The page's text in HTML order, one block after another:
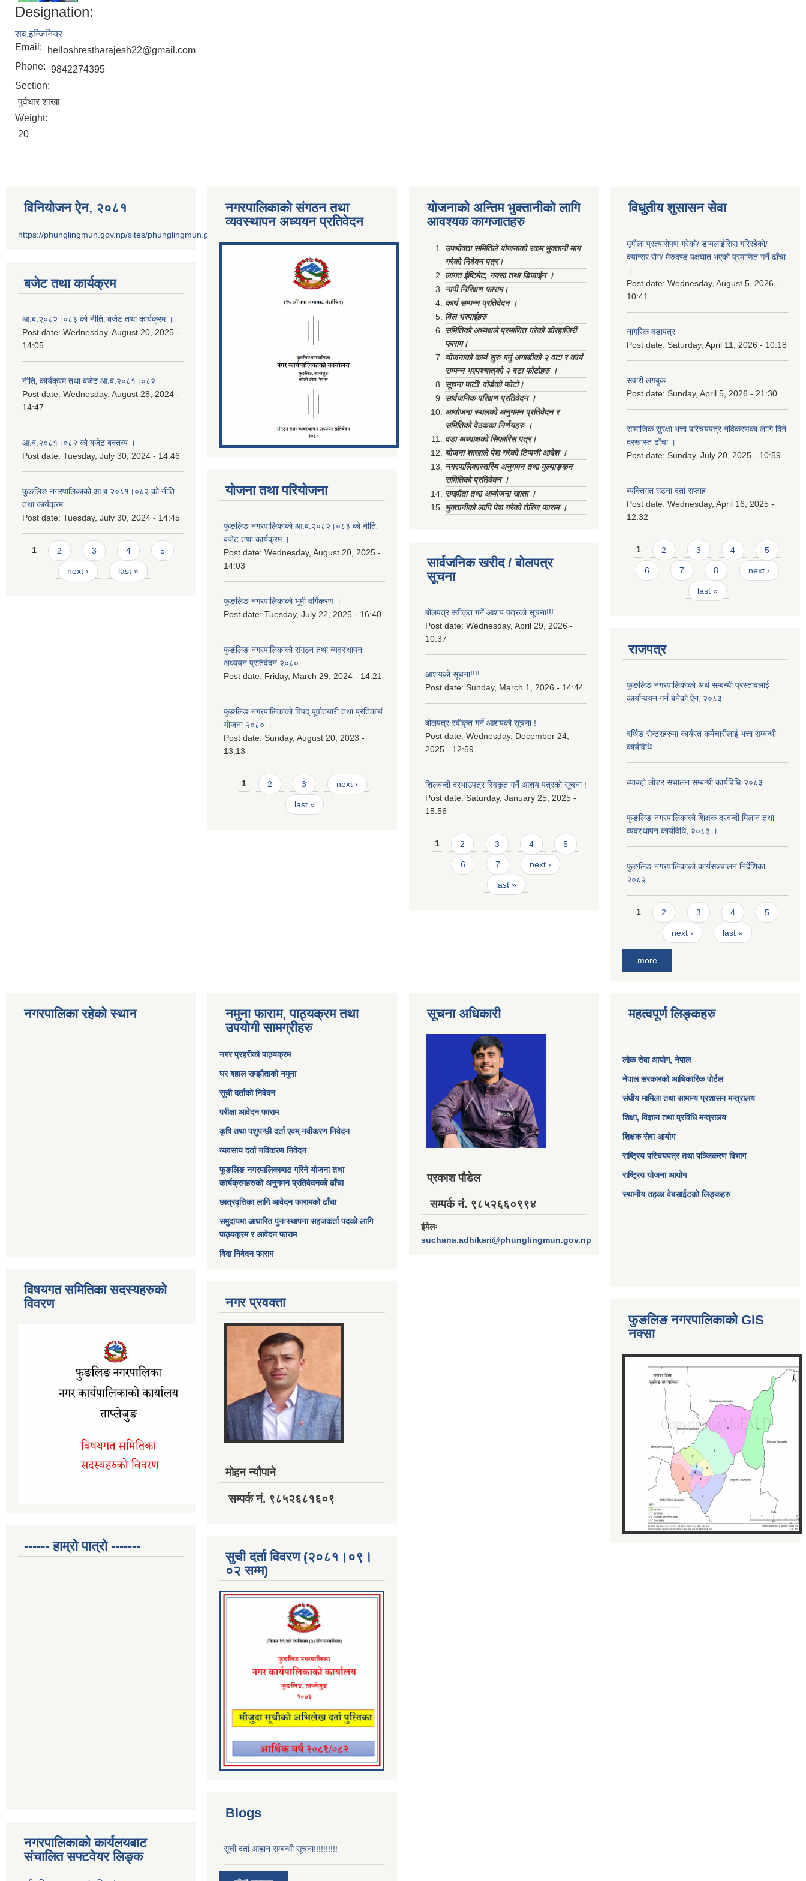
Designation:
सव.इन्जिनियर
Email:
helloshrestharajesh22@gmail.com
Phone: 9842274395
Section:
पुर्वधार शाखा
Weight:
20
विनियोजन ऐन‚ २०८१
https://phunglingmun.gov.np/sites/phunglingmun.gov.np/files/documents/Al...
बजेट तथा कार्यक्रम
आ.ब.२०८२।०८३ को नीति‚ बजेट तथा कार्यक्रम ।
Post date: Wednesday, August 20, 2025 -
14:05
नीति‚ कार्यक्रम तथा बजेट आ.ब.२०८१।०८२
Post date: Wednesday, August 28, 2024 -
14:47
आ.ब.२०८१।०८२ को बजेट बक्तव्य ।
Post date: Tuesday, July 30, 2024 - 14:46
फुङलिङ नगरपालिकाको आ.ब.२०८१।०८२ को नीति
तथा कार्यक्रम
Post date: Tuesday, July 30, 2024 - 14:45
Pages
1 2 3 4 5
next › last »
नगरपालिकाको संगठन तथा
व्यवस्थापन अध्ययन प्रतिवेदन
योजना तथा परियोजना
फुङलिङ नगरपालिकाको आ.ब.२०८२।०८३ को नीति‚
बजेट तथा कार्यक्रम ।
Post date: Wednesday, August 20, 2025 -
14:03
फुङलिङ नगरपालिकाको भूमी वर्गिकरण ।
Post date: Tuesday, July 22, 2025 - 16:40
फुङलिङ नगरपालिकाको संगठन तथा व्यवस्थापन
अध्ययन प्रतिवेदन २०८०
Post date: Friday, March 29, 2024 - 14:21
फुङलिङ नगरपालिकाको विपद् पूर्वातयारी तथा प्रतिकार्य
योजना २०८० ।
Post date: Sunday, August 20, 2023 -
13:13
Pages
1 2 3 next ›
last »
योजनाको अन्तिम भुक्तानीको लागि
आवश्यक कागजातहरु
उपभोक्ता समितिले योजनाको रकम भुक्तानी माग
गरेको निवेदन पत्र।
लागत ईष्टिमेट, नक्सा तथा डिजाईन ।
नापी निरिक्षण फाराम।
कार्य सम्पन्न प्रतिवेदन ।
विल भरपाईहरु
समितिको अध्यक्षले प्रमाणित गरेको डोरहाजिरी
फाराम।
योजनाको कार्य सुरु गर्नु अगाडीको २ वटा र कार्य
सम्पन्न भएपश्चात्‌को २ वटा फोटोहरु ।
सूचना पाटी/ वोर्डको फोटो।
सार्वजनिक परिक्षण प्रतिवेदन ।
आयोजना स्थलको अनुगमन प्रतिवेदन र
समितिको वैठकका निर्णयहरु ।
वडा अध्याक्षको सिफारिस पत्र।
योजना शाखाले पेश गरेको टिप्पणी आदेश ।
नगरपालिकास्तरिय अनुगमन तथा मुल्याङ्कन
समितिको प्रतिवेदन ।
सम्झौता तथा आयोजना खाता ।
भुक्तानीको लागि पेश गरेको तेरिज फाराम ।
सार्वजनिक खरीद / बोलपत्र
सूचना
बोलपत्र स्वीकृत गर्ने आशय पत्रको सूचना!!!
Post date: Wednesday, April 29, 2026 -
10:37
आशयको सूचना!!!!
Post date: Sunday, March 1, 2026 - 14:44
बोलपत्र स्वीकृत गर्ने आशयको सूचना !
Post date: Wednesday, December 24,
2025 - 12:59
शिलबन्दी दरभाउपत्र स्विकृत गर्ने आशय पत्रको सूचना !
Post date: Saturday, January 25, 2025 -
15:56
Pages
1 2 3 4 5
6 7 next ›
last »
विधुतीय शुसासन सेवा
मृगौला प्रत्यारोपण गरेको/ डायलाईसिस गरिरहेको/
क्यान्सर रोग/ मेरुदण्ड पक्षघात भएको प्रमाणित गर्ने ढाँचा
।
Post date: Wednesday, August 5, 2026 -
10:41
नागरिक वडापत्र
Post date: Saturday, April 11, 2026 - 10:18
सवारी लगबुक
Post date: Sunday, April 5, 2026 - 21:30
सामाजिक सुरक्षा भत्ता परिचयपत्र नविकरणका लागि दिने
दरखास्त ढाँचा ।
Post date: Sunday, July 20, 2025 - 10:59
ब्यक्तिगत घटना दर्ता सप्ताह
Post date: Wednesday, April 16, 2025 -
12:32
Pages
1 2 3 4 5
6 7 8 next ›
last »
राजपत्र
फुङलिङ नगरपालिकाको अर्थ सम्बन्धी प्रस्तावलाई
कार्यान्वयन गर्न बनेको ऐन‚ २०८३
वर्थिङ सेन्टरहरुमा कार्यरत कर्मचारीलाई भत्ता सम्बन्धी
कार्यविधि
ब्याक्हो लोडर संचालन सम्बन्धी कार्यविधि-२०८३
फुङलिङ नगरपालिकाको शिक्षक दरबन्दी मिलान तथा
व्यवस्थापन कार्यविधि, २०८३ ।
फुङलिङ नगरपालिकाको कार्यसञ्चालन निर्देशिका‚
२०८२
Pages
1 2 3 4 5
next › last »
more
नगरपालिका रहेको स्थान
विषयगत समितिका सदस्यहरुको
विवरण
------ हाम्रो पात्रो -------
नगरपालिकाको कार्यलयबाट
संचालित सफ्टवेयर लिङ्क
नमुना फाराम, पाठ्यक्रम तथा
उपयोगी सामग्रीहरु
नगर प्रहरीको पाठ्यक्रम
घर बहाल सम्झौताको नमुना
सूची दर्ताको निवेदन
परीक्षा आवेदन फाराम
कृषि तथा पशुपन्छी दर्ता एवम् नवीकरण निवेदन
व्यवसाय दर्ता नविकरण निवेदन
फुङलिङ नगरपालिकाबाट गरिने योजना तथा
कार्यक्रमहरुको अनुगमन प्रतिवेदनको ढाँचा
छात्रवृत्तिका लागि आवेदन फारामको ढाँचा
समुदायमा आधारित पुनःस्थापना सहजकर्ता पदको लागि
पाठ्यक्रम र आवेदन फाराम
विदा निवेदन फाराम
नगर प्रवक्ता
मोहन न्यौपाने
सम्पर्क नं. ९८५२६८१६०९
सुची दर्ता विवरण (२०८१।०९।
०२ सम्म)
Blogs
सूची दर्ता आह्वान सम्बन्धी सूचना!!!!!!!!!!
सूचना अधिकारी
प्रकाश पौडेल
सम्पर्क नं. ९८५२६६०९९४
ईमेलः
suchana.adhikari@phunglingmun.gov.np
महत्वपूर्ण लिङ्कहरु
लोक सेवा आयोग, नेपाल
नेपाल सरकारको आधिकारिक पोर्टल
संघीय मामिला तथा सामान्य प्रशासन मन्त्रालय
शिक्षा, विज्ञान तथा प्रविधि मन्त्रालय
शिक्षक सेवा आयोग
राष्ट्रिय परिचयपत्र तथा पञ्जिकरण विभाग
राष्ट्रिय योजना आयोग
स्थानीय तहका वेबसाईटको लिङ्कहरु
फुङलिङ नगरपालिकाको GIS
नक्सा